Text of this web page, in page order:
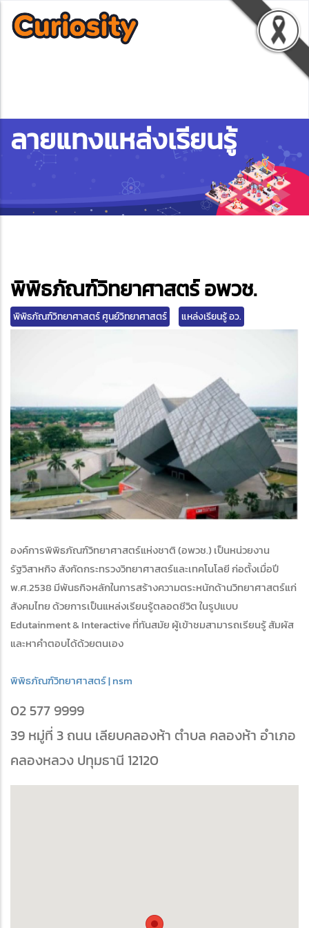
ลายแทงแหล่งเรียนรู้
พิพิธภัณฑ์วิทยาศาสตร์ อพวช.
พิพิธภัณฑ์วิทยาศาสตร์ ศูนย์วิทยาศาสตร์ แหล่งเรียนรู้ อว.
องค์การพิพิธภัณฑ์วิทยาศาสตร์แห่งชาติ (อพวช.) เป็นหน่วยงาน
รัฐวิสาหกิจ สังกัดกระทรวงวิทยาศาสตร์และเทคโนโลยี ก่อตั้งเมื่อปี
พ.ศ.2538 มีพันธกิจหลักในการสร้างความตระหนักด้านวิทยาศาสตร์แก่
สังคมไทย ด้วยการเป็นแหล่งเรียนรู้ตลอดชีวิต ในรูปแบบ
Edutainment & Interactive ที่ทันสมัย ผู้เข้าชมสามารถเรียนรู้ สัมผัส
และหาคำตอบได้ด้วยตนเอง
พิพิธภัณฑ์วิทยาศาสตร์ | nsm
02 577 9999
39 หมู่ที่ 3 ถนน เลียบคลองห้า ตำบล คลองห้า อำเภอ
คลองหลวง ปทุมธานี 12120